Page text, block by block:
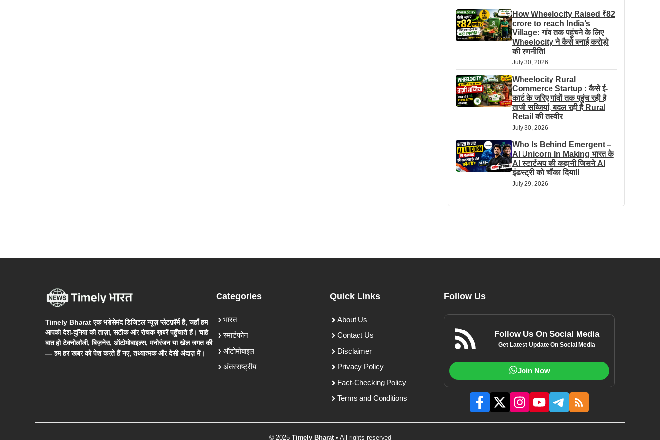
How Wheelocity Raised ₹82
crore to reach India’s
Village: गांव तक पहुंचने के लिए
Wheelocity ने कैसे बनाई करोड़ो
की रणनीति!
July 30, 2026
Wheelocity Rural
Commerce Startup : कैसे ई-
कार्ट के जरिए गांवों तक पहुंच रही है
ताजी सब्जियां, बदल रही है Rural
Retail की तस्वीर
July 30, 2026
Who Is Behind Emergent –
AI Unicorn In Making भारत के
AI स्टार्टअप की कहानी जिसने AI
इंडस्ट्री को चौंका दिया!!
July 29, 2026
Timely Bharat एक भरोसेमंद डिजिटल न्यूज़ प्लेटफ़ॉर्म है, जहाँ हम
आपको देश-दुनिया की ताज़ा, सटीक और रोचक ख़बरें पहुँचाते हैं। चाहे
बात हो टेक्नोलॉजी, बिज़नेस, ऑटोमोबाइल्स, मनोरंजन या खेल जगत की
— हम हर खबर को पेश करते हैं नए, तथ्यात्मक और देसी अंदाज़ में।
Categories
भारत
स्मार्टफोन
ऑटोमोबाइल
अंतरराष्ट्रीय
Quick Links
About Us
Contact Us
Disclaimer
Privacy Policy
Fact-Checking Policy
Terms and Conditions
Follow Us
Follow Us On Social Media
Get Latest Update On Social Media
Join Now
© 2025 Timely Bharat• All rights reserved